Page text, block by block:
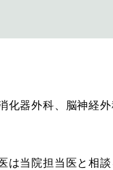
器外科、脳神経
当院担当医と相